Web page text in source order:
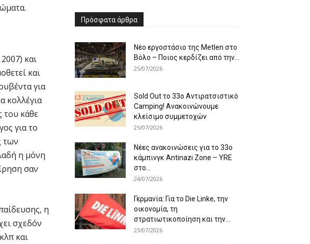
και
και
για
κολλέγια
του κάθε
για το
των
η μόνη
σαν
η
σχεδόν
και
Πρόσφατα άρθρα
Νέο εργοστάσιο της Metlen στο
Βόλο – Ποιος κερδίζει από την...
25/07/2026
Sold Out το 33ο Αντιρατσιστικό
Camping! Ανακοινώνουμε
κλείσιμο συμμετοχών
25/07/2026
Νέες ανακοινώσεις για το 33ο
κάμπινγκ Antinazi Zone – YRE
στο...
24/07/2026
Γερμανία: Για το Die Linke, την
οικονομία, τη
στρατιωτικοποίηση και την...
23/07/2026